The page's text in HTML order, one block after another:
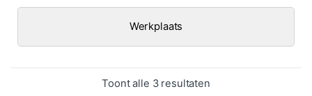
Werkplaats
Toont alle 3 resultatenGesorteerd op